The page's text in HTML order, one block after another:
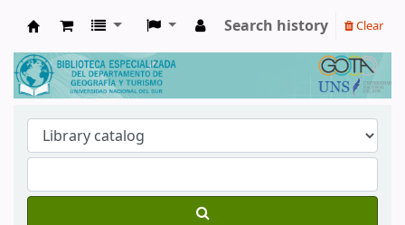
Biblioteca de Geografía y Turismo
Search history Clear